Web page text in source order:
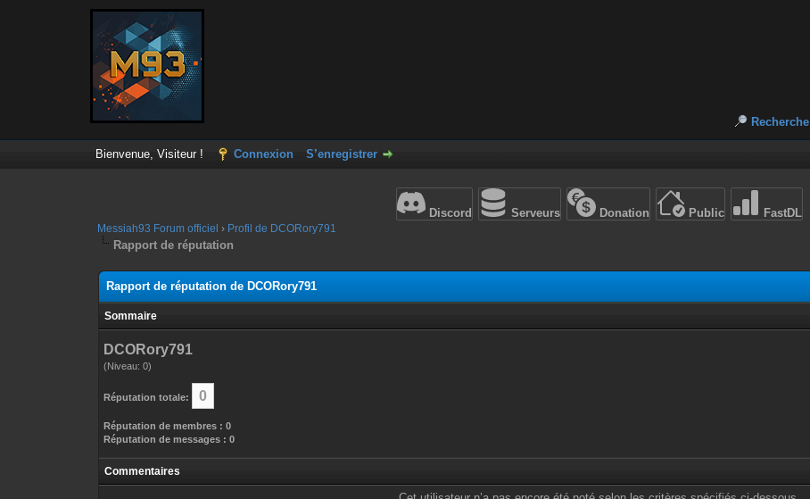
Recherche
Bienvenue, Visiteur ! Connexion S’enregistrer
Discord Serveurs Donation Public FastDL
Messiah93 Forum officiel › Profil de DCORory791
Rapport de réputation
Rapport de réputation de DCORory791
Sommaire
DCORory791
(Niveau: 0)
Réputation totale: 0
Réputation de membres : 0
Réputation de messages : 0
Commentaires